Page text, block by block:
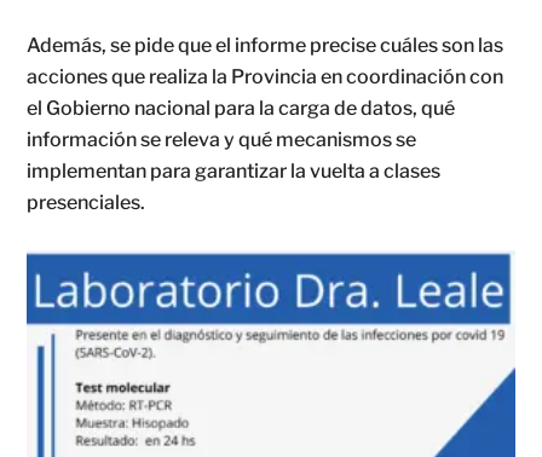
Además, se pide que el informe precise cuáles son las
acciones que realiza la Provincia en coordinación con
el Gobierno nacional para la carga de datos, qué
información se releva y qué mecanismos se
implementan para garantizar la vuelta a clases
presenciales.